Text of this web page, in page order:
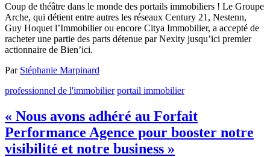
Coup de théâtre dans le monde des portails immobiliers ! Le Groupe
Arche, qui détient entre autres les réseaux Century 21, Nestenn,
Guy Hoquet l’Immobilier ou encore Citya Immobilier, a accepté de
racheter une partie des parts détenue par Nexity jusqu’ici premier
actionnaire de Bien’ici.
Par Stéphanie Marpinard
professionnel de l'immobilier portail immobilier
« Nous avons adhéré au Forfait
Performance Agence pour booster notre
visibilité et notre business »